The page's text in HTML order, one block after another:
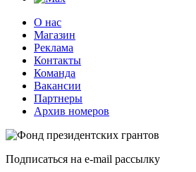
О нас
Магазин
Реклама
Контакты
Команда
Вакансии
Партнеры
Архив номеров
Подписаться на e-mail рассылку